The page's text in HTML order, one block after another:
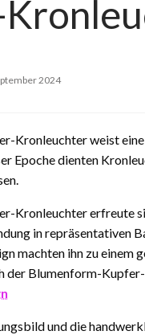
2024
Kronleuchter weist
Epoche dienten
Kronleuchter erfreute
in repräsentativen
machten ihn zu
der Blumenform-
und die